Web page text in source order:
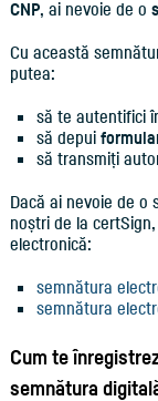
CNP, ai nevoie de o
Cu această
putea:
să te autentifici
să depui
să transmiți
Dacă ai nevoie de
noștri de la
electronică:
semnătura
semnătura
Cum te
semnătura